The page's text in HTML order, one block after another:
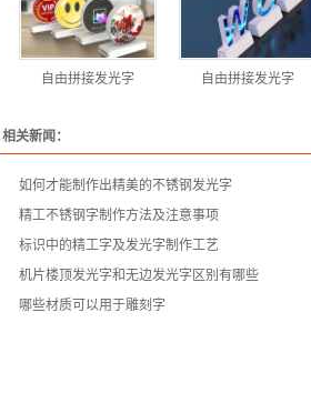
自由拼接发光字 自由拼接发光字
相关新闻：
如何才能制作出精美的不锈钢发光字
精工不锈钢字制作方法及注意事项
标识中的精工字及发光字制作工艺
机片楼顶发光字和无边发光字区别有哪些
哪些材质可以用于雕刻字